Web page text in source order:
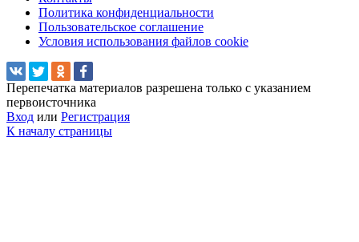
Политика конфиденциальности
Пользовательское соглашение
Условия использования файлов cookie
Перепечатка материалов разрешена только с указанием
первоисточника
Вход или Регистрация
К началу страницы